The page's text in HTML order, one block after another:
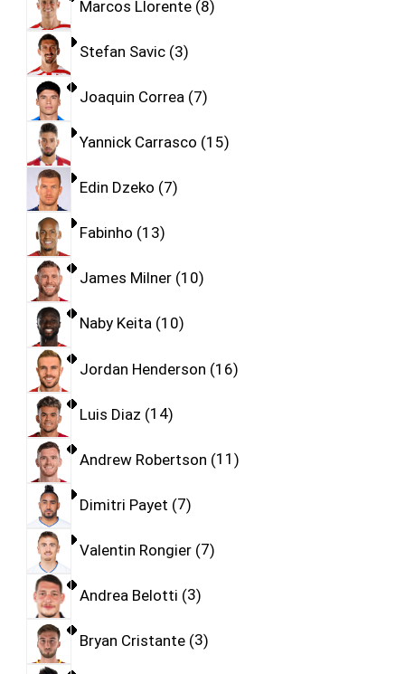
Marcos Llorente 8
Stefan Savic 3
Joaquin Correa 7
Yannick Carrasco 15
Edin Dzeko 7
Fabinho 13
James Milner 10
Naby Keita 10
Jordan Henderson 16
Luis Diaz 14
Andrew Robertson 11
Dimitri Payet 7
Valentin Rongier 7
Andrea Belotti 3
Bryan Cristante 3